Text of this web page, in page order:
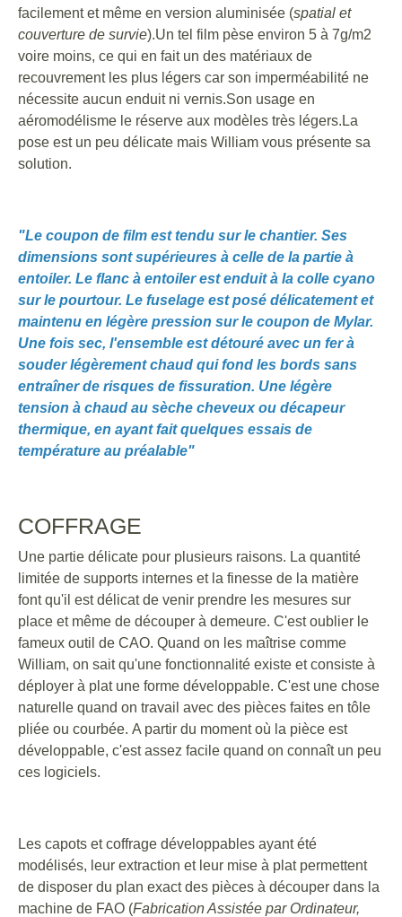
facilement et même en version aluminisée (spatial et
couverture de survie).Un tel film pèse environ 5 à 7g/m2
voire moins, ce qui en fait un des matériaux de
recouvrement les plus légers car son imperméabilité ne
nécessite aucun enduit ni vernis.Son usage en
aéromodélisme le réserve aux modèles très légers.La
pose est un peu délicate mais William vous présente sa
solution.
"Le coupon de film est tendu sur le chantier. Ses
dimensions sont supérieures à celle de la partie à
entoiler. Le flanc à entoiler est enduit à la colle cyano
sur le pourtour. Le fuselage est posé délicatement et
maintenu en légère pression sur le coupon de Mylar.
Une fois sec, l'ensemble est détouré avec un fer à
souder légèrement chaud qui fond les bords sans
entraîner de risques de fissuration. Une légère
tension à chaud au sèche cheveux ou décapeur
thermique, en ayant fait quelques essais de
température au préalable"
COFFRAGE
Une partie délicate pour plusieurs raisons. La quantité
limitée de supports internes et la finesse de la matière
font qu'il est délicat de venir prendre les mesures sur
place et même de découper à demeure. C'est oublier le
fameux outil de CAO. Quand on les maîtrise comme
William, on sait qu'une fonctionnalité existe et consiste à
déployer à plat une forme développable. C'est une chose
naturelle quand on travail avec des pièces faites en tôle
pliée ou courbée. A partir du moment où la pièce est
développable, c'est assez facile quand on connaît un peu
ces logiciels.
Les capots et coffrage développables ayant été
modélisés, leur extraction et leur mise à plat permettent
de disposer du plan exact des pièces à découper dans la
machine de FAO (Fabrication Assistée par Ordinateur,